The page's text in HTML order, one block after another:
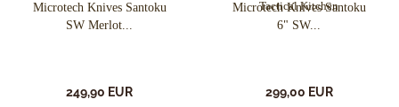
Microtech Knives Santoku
SW Merlot...
249,90 EUR
Microtech Knives Santoku
6" SW...
299,00 EUR